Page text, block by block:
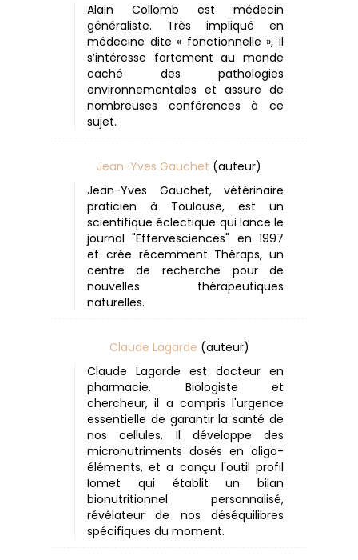
Alain Collomb est médecin
généraliste. Très impliqué en
médecine dite « fonctionnelle », il
s’intéresse fortement au monde
caché des pathologies
environnementales et assure de
nombreuses conférences à ce
sujet.
Jean-Yves Gauchet (auteur)
Jean-Yves Gauchet, vétérinaire
praticien à Toulouse, est un
scientifique éclectique qui lance le
journal "Effervesciences" en 1997
et crée récemment Théraps, un
centre de recherche pour de
nouvelles thérapeutiques
naturelles.
Claude Lagarde (auteur)
Claude Lagarde est docteur en
pharmacie. Biologiste et
chercheur, il a compris l'urgence
essentielle de garantir la santé de
nos cellules. Il développe des
micronutriments dosés en oligo-
éléments, et a conçu l'outil profil
Iomet qui établit un bilan
bionutritionnel personnalisé,
révélateur de nos déséquilibres
spécifiques du moment.